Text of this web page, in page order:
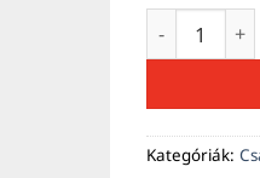
Forgácslap
Kategóriák: